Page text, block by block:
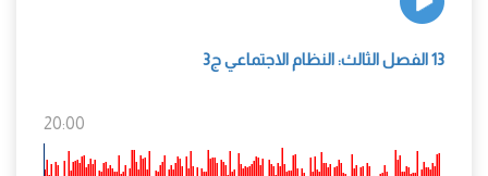
13 الفصل الثالث: النظام الاجتماعي ج3
20:00